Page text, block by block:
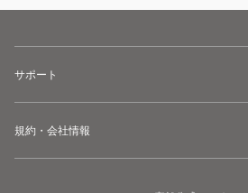
サポート
規約・会社情報